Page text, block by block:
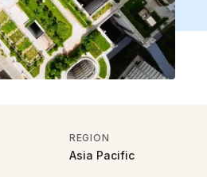
REGION
Asia Pacific